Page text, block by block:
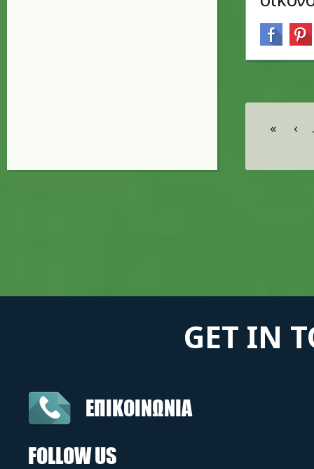
Σελίδες
« ‹
GET IN
ΕΠΙΚΟΙΝΩΝΙΑ
FOLLOW US